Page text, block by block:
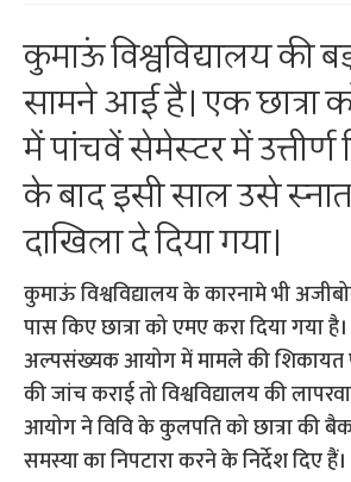
कुमाऊं विश्वविद्यालय की
सामने आई है। एक छात्रा
में पांचवें सेमेस्टर में उत्तीर्ण
के बाद इसी साल उसे
दाखिला दे दिया गया।
कुमाऊं विश्वविद्यालय के कारनामे भी
पास किए छात्रा को एमए करा दिया गया
अल्पसंख्यक आयोग में मामले की शिकायत
की जांच कराई तो विश्वविद्यालय की
आयोग ने विवि के कुलपति को छात्रा की बैक
समस्या का निपटारा करने के निर्देश दिए हैं।